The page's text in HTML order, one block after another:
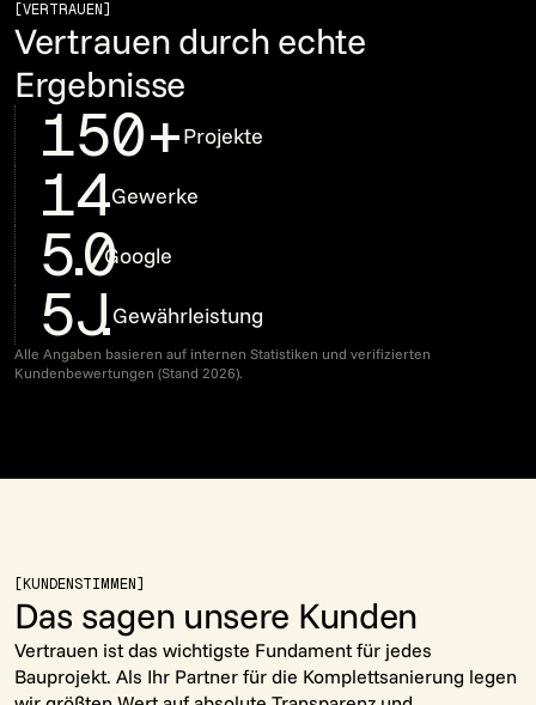
[VERTRAUEN]
Vertrauen durch echte
Ergebnisse
150+Projekte
14Gewerke
5.0Google
5J
.Gewährleistung
Alle Angaben basieren auf internen Statistiken und verifizierten
Kundenbewertungen (Stand 2026).
[KUNDENSTIMMEN]
Das sagen unsere Kunden
Vertrauen ist das wichtigste Fundament für jedes
Bauprojekt. Als Ihr Partner für die Komplettsanierung legen